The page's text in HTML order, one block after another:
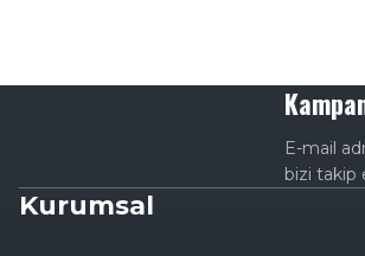
E-mail
bizi takip
Kurumsal